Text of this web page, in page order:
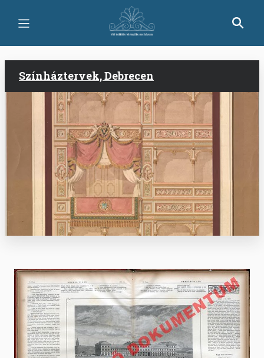
tartalomra
Színháztervek, Debrecen